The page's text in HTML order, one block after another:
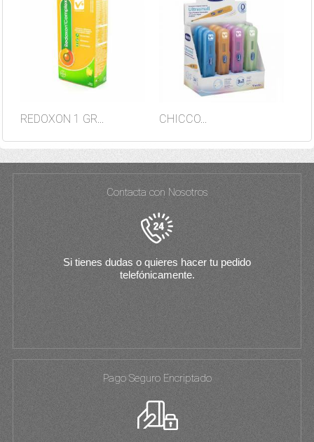
REDOXON 1 GR... CHICCO...
Contacta con Nosotros
Si tienes dudas o quieres hacer tu pedido
telefónicamente.
Pago Seguro Encriptado